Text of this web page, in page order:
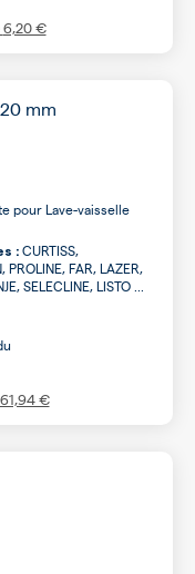
6,20 €
mm
pour Lave-vaisselle
: CURTISS,
PROLINE, FAR, LAZER,
SELECLINE, LISTO ...
61,94 €